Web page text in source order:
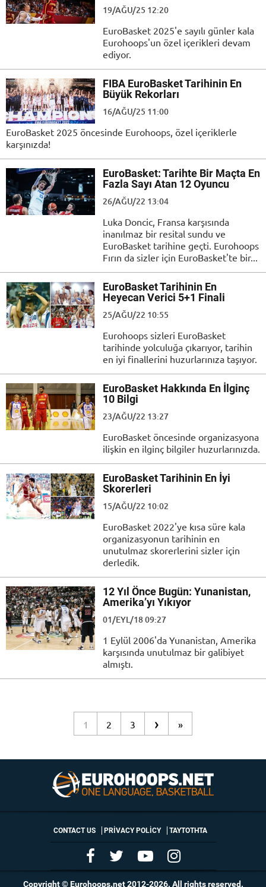
19/AĞU/25 12:20
EuroBasket 2025'e sayılı günler kala
Eurohoops'un özel içerikleri devam
ediyor.
FIBA EuroBasket Tarihinin En
Büyük Rekorları
16/AĞU/25 11:00
EuroBasket 2025 öncesinde Eurohoops, özel içeriklerle
karşınızda!
EuroBasket: Tarihte Bir Maçta En
Fazla Sayı Atan 12 Oyuncu
26/AĞU/22 13:04
Luka Doncic, Fransa karşısında
inanılmaz bir resital sundu ve
EuroBasket tarihine geçti. Eurohoops
Fırın da sizler için EuroBasket'te bir...
EuroBasket Tarihinin En
Heyecan Verici 5+1 Finali
25/AĞU/22 10:55
Eurohoops sizleri EuroBasket
tarihinde yolculuğa çıkarıyor, tarihin
en iyi finallerini huzurlarınıza taşıyor.
EuroBasket Hakkında En İlginç
10 Bilgi
23/AĞU/22 13:27
EuroBasket öncesinde organizasyona
ilişkin en ilginç bilgiler huzurlarınızda.
EuroBasket Tarihinin En İyi
Skorerleri
15/AĞU/22 10:02
EuroBasket 2022'ye kısa süre kala
organizasyonun tarihinin en
unutulmaz skorerlerini sizler için
derledik.
12 Yıl Önce Bugün: Yunanistan,
Amerika’yı Yıkıyor
01/EYL/18 09:27
1 Eylül 2006'da Yunanistan, Amerika
karşısında unutulmaz bir galibiyet
almıştı.
1 2 3 › »
CONTACT US PRIVACY POLICY ΤΑΥΤΟΤΗΤΑ
Copyright © Eurohoops.net 2012-2026. All rights reserved.